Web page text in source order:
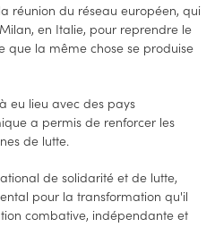
réunion du réseau européen, qui
en Italie, pour reprendre le
que la même chose se produise
eu lieu avec des pays
a permis de renforcer les
de lutte.
de solidarité et de lutte,
pour la transformation qu'il
combative, indépendante et